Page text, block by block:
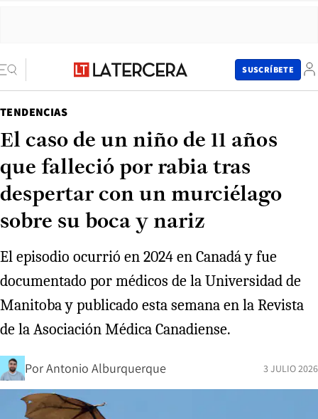
SUSCRÍBETE
TENDENCIAS
El caso de un niño de 11 años
que falleció por rabia tras
despertar con un murciélago
sobre su boca y nariz
El episodio ocurrió en 2024 en Canadá y fue
documentado por médicos de la Universidad de
Manitoba y publicado esta semana en la Revista
de la Asociación Médica Canadiense.
PorAntonio Alburquerque 3 JULIO 2026